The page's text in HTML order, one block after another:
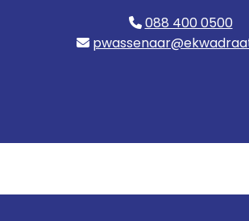
088 400 0500